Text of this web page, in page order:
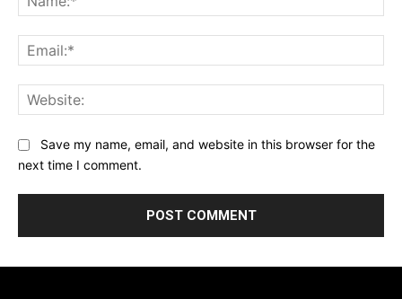
Save my name, email, and website in this browser for the
next time I comment.